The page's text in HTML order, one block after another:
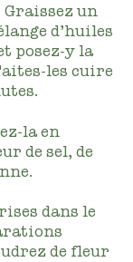
Graissez un
d’huiles
posez-y la
les cuire
la en
de sel, de
dans le
de fleur